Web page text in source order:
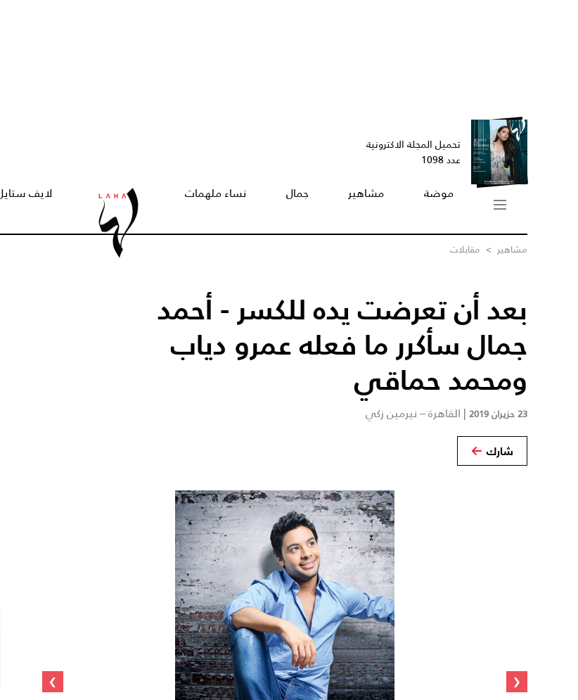
تحميل المجلة الاكترونية
عدد 1098
موضة مشاهير جمال نساء ملهمات لايف
مشاهير > مقابلات
بعد أن تعرضت يده للكسر - أحمد
جمال سأكرر ما فعله عمرو دياب
ومحمد حماقي
23 حزيران 2019 | القاهرة – نيرمين زكي
شارك
‹
›